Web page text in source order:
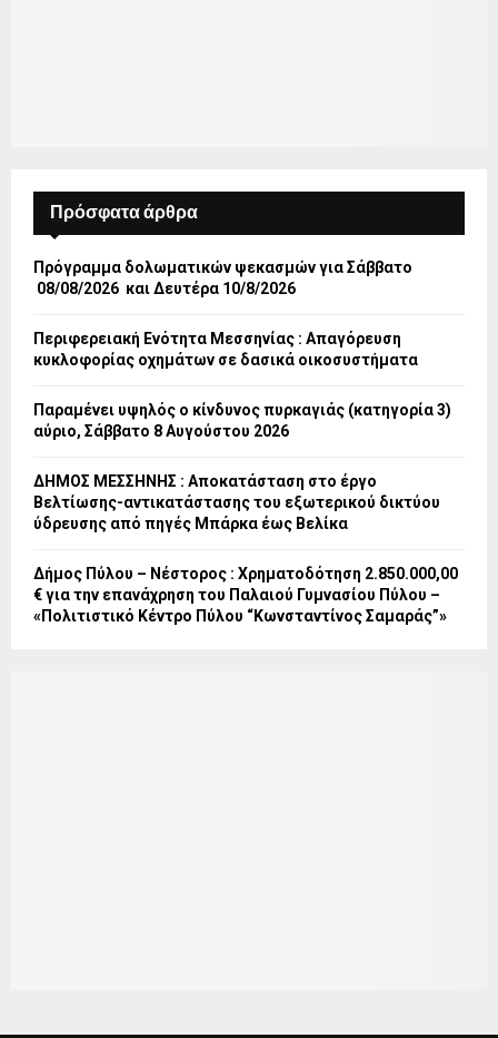
Πρόσφατα άρθρα
Πρόγραμμα δολωματικών ψεκασμών για Σάββατο
08/08/2026 και Δευτέρα 10/8/2026
Περιφερειακή Ενότητα Μεσσηνίας : Απαγόρευση
κυκλοφορίας οχημάτων σε δασικά οικοσυστήματα
Παραμένει υψηλός ο κίνδυνος πυρκαγιάς (κατηγορία 3)
αύριο, Σάββατο 8 Αυγούστου 2026
ΔΗΜΟΣ ΜΕΣΣΗΝΗΣ : Αποκατάσταση στο έργο
Βελτίωσης-αντικατάστασης του εξωτερικού δικτύου
ύδρευσης από πηγές Μπάρκα έως Βελίκα
Δήμος Πύλου – Νέστορος : Χρηματοδότηση 2.850.000,00
€ για την επανάχρηση του Παλαιού Γυμνασίου Πύλου –
«Πολιτιστικό Κέντρο Πύλου “Κωνσταντίνος Σαμαράς”»